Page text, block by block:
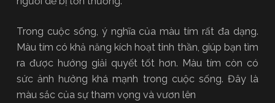
Trong cuộc sống, ý nghĩa của màu tím rất đa dạng.
Màu tím có khả năng kích hoạt tinh thần, giúp bạn tìm
ra được hướng giải quyết tốt hơn. Màu tím còn có
sức ảnh hưởng khá mạnh trong cuộc sống. Đây là
màu sắc của sự tham vọng và vươn lên